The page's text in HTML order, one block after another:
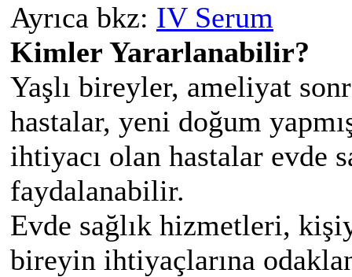
Ayrıca bkz: IV Serum
Kimler Yararlanabilir?
Yaşlı bireyler, ameliyat
hastalar, yeni doğum
ihtiyacı olan hastalar evde
faydalanabilir.
Evde sağlık hizmetleri,
bireyin ihtiyaçlarına